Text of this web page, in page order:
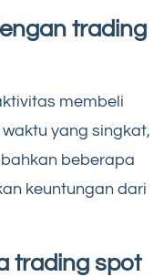
trading
membeli
yang singkat,
beberapa
keuntungan dari
trading spot